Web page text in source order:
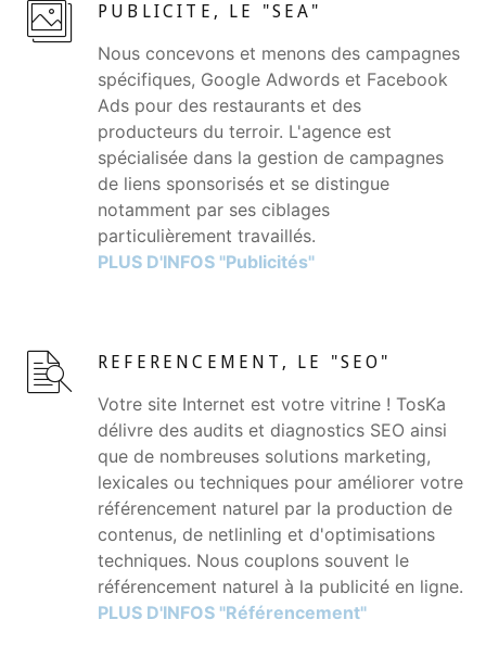
PUBLICITE, LE "SEA"
Nous concevons et menons des campagnes
spécifiques, Google Adwords et Facebook
Ads pour des restaurants et des
producteurs du terroir. L'agence est
spécialisée dans la gestion de campagnes
de liens sponsorisés et se distingue
notamment par ses ciblages
particulièrement travaillés.
PLUS D'INFOS "Publicités"
REFERENCEMENT, LE "SEO"
Votre site Internet est votre vitrine ! TosKa
délivre des audits et diagnostics SEO ainsi
que de nombreuses solutions marketing,
lexicales ou techniques pour améliorer votre
référencement naturel par la production de
contenus, de netlinling et d'optimisations
techniques. Nous couplons souvent le
référencement naturel à la publicité en ligne.
PLUS D'INFOS "Référencement"